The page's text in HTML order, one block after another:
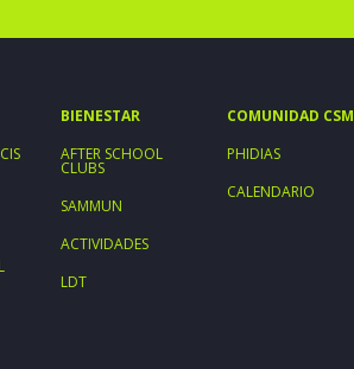
BIENESTAR
AFTER SCHOOL
CLUBS
SAMMUN
ACTIVIDADES
LDT
COMUNIDAD CSM
PHIDIAS
CALENDARIO